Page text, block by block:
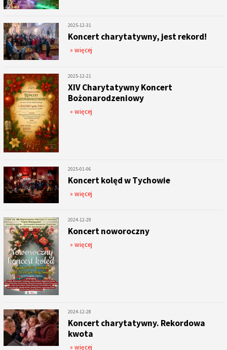
2025-12-31
Koncert charytatywny, jest rekord!
» więcej
2025-12-21
XIV Charytatywny Koncert
Bożonarodzeniowy
» więcej
2025-01-06
Koncert kolęd w Tychowie
» więcej
2024-12-29
Koncert noworoczny
» więcej
2024-12-28
Koncert charytatywny. Rekordowa
kwota
» więcej